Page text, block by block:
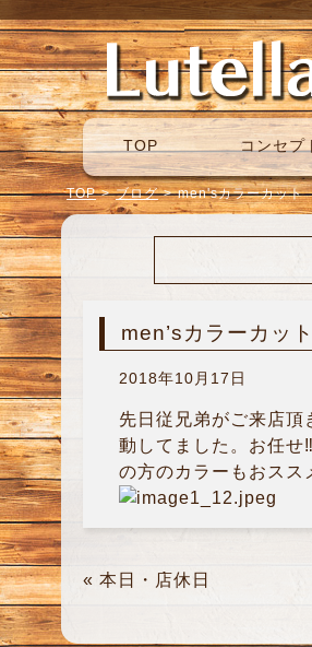
TOP コンセプ
TOP > ブログ > men'sカラーカット
men’sカラーカット
2018年10月17日
先日従兄弟がご来店
動してました。お任せ
の方のカラーもおス
« 本日・店休日